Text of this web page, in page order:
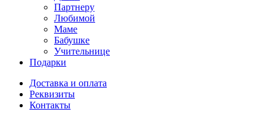
Партнеру
Любимой
Маме
Бабушке
Учительнице
Подарки
Доставка и оплата
Реквизиты
Контакты